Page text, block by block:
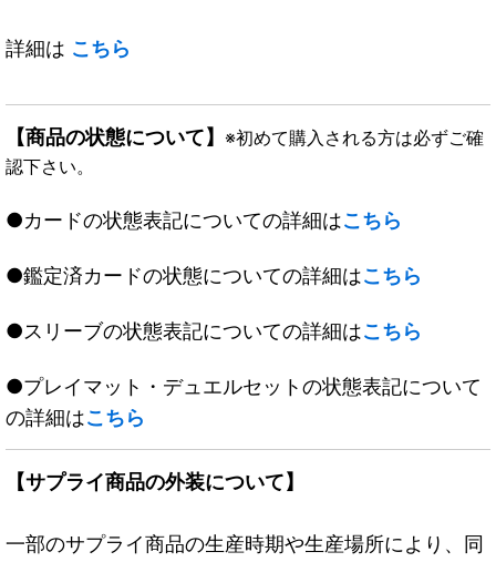
詳細は こちら
【商品の状態について】 ※初めて購入される方は必ずご確
認下さい。
●カードの状態表記についての詳細はこちら
●鑑定済カードの状態についての詳細はこちら
●スリーブの状態表記についての詳細はこちら
●プレイマット・デュエルセットの状態表記について
の詳細はこちら
【サプライ商品の外装について】
一部のサプライ商品の生産時期や生産場所により、同